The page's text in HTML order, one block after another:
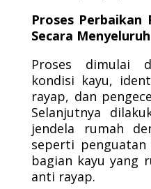
Proses Perbaikan
Secara Menyeluruh
Proses dimulai
kondisi kayu,
rayap, dan
Selanjutnya
jendela rumah
seperti
bagian kayu yang
anti rayap.